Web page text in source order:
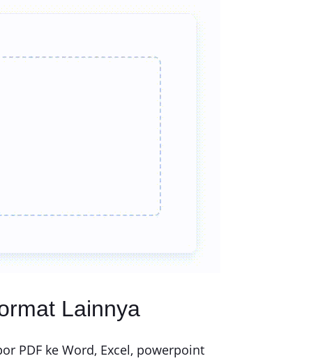
Lainnya
PDF ke Word, Excel, powerpoint